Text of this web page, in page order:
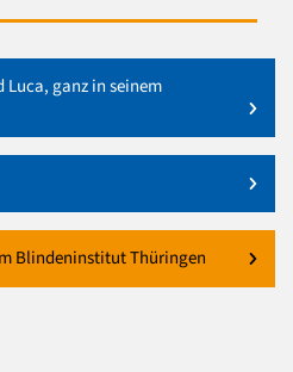
Luca, ganz in seinem
Blindeninstitut Thüringen